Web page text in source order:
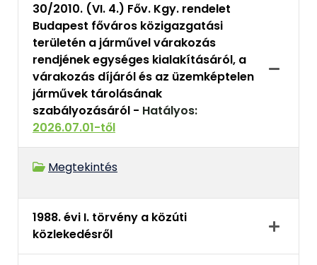
30/2010. (VI. 4.) Főv. Kgy. rendelet
Budapest főváros közigazgatási
területén a járművel várakozás
rendjének egységes kialakításáról, a
várakozás díjáról és az üzemképtelen
járművek tárolásának
szabályozásáról - Hatályos:
2026.07.01-től
Megtekintés
1988. évi I. törvény a közúti
közlekedésről